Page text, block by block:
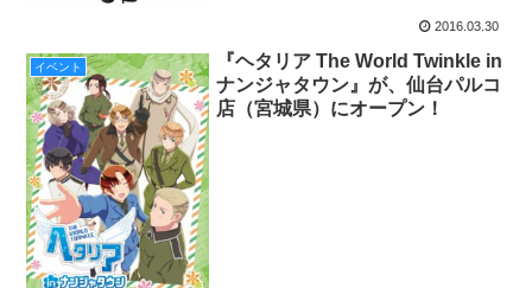
2016.03.30
イベント
『ヘタリア The World Twinkle in
ナンジャタウン』が、仙台パルコ
店（宮城県）にオープン！